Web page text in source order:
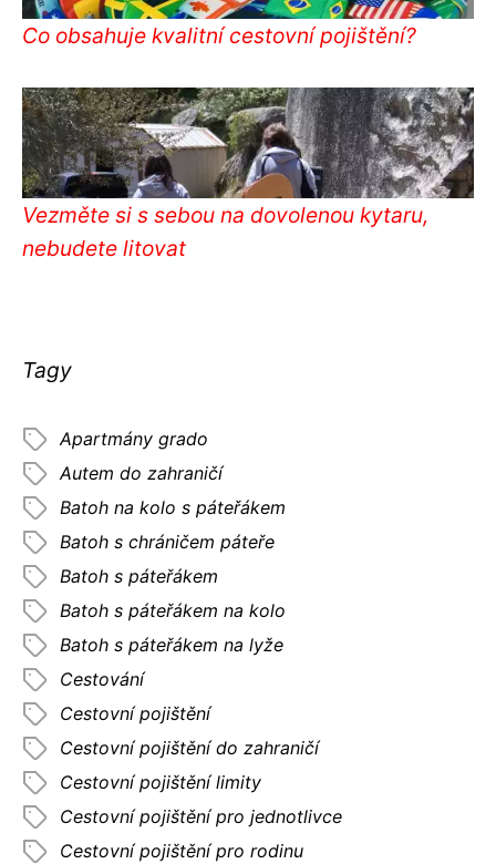
Co obsahuje kvalitní cestovní pojištění?
Vezměte si s sebou na dovolenou kytaru,
nebudete litovat
Tagy
Apartmány grado
Autem do zahraničí
Batoh na kolo s páteřákem
Batoh s chráničem páteře
Batoh s páteřákem
Batoh s páteřákem na kolo
Batoh s páteřákem na lyže
Cestování
Cestovní pojištění
Cestovní pojištění do zahraničí
Cestovní pojištění limity
Cestovní pojištění pro jednotlivce
Cestovní pojištění pro rodinu